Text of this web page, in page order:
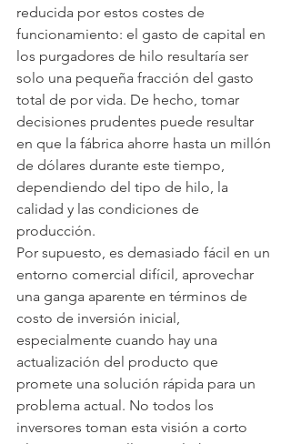
reducida por estos costes de
funcionamiento: el gasto de capital en
los purgadores de hilo resultaría ser
solo una pequeña fracción del gasto
total de por vida. De hecho, tomar
decisiones prudentes puede resultar
en que la fábrica ahorre hasta un millón
de dólares durante este tiempo,
dependiendo del tipo de hilo, la
calidad y las condiciones de
producción.
Por supuesto, es demasiado fácil en un
entorno comercial difícil, aprovechar
una ganga aparente en términos de
costo de inversión inicial,
especialmente cuando hay una
actualización del producto que
promete una solución rápida para un
problema actual. No todos los
inversores toman esta visión a corto